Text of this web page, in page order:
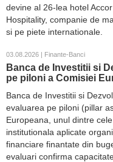
devine al 26-lea hotel
Hospitality, companie de
si pe piete internationale.
03.08.2026 | Finante-Banci
Banca de Investitii si
pe piloni a Comisiei
Banca de Investitii si
evaluarea pe piloni (pillar
Europeana, unul dintre
institutionala aplicate
financiare finantate din
evaluari confirma